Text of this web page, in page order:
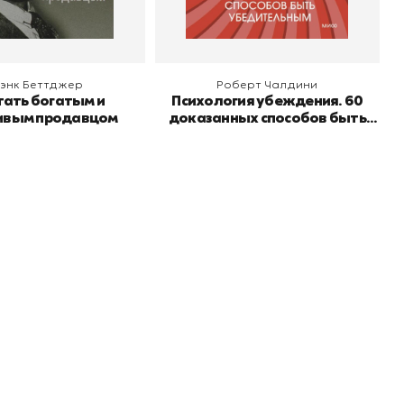
Беттджер
богатым и
продавцом
Роберт Чалдини
Психология убеждения. 60
доказанных способов быть